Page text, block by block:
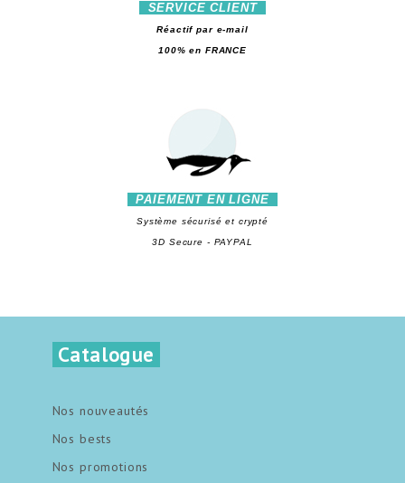
SERVICE CLIENT
Réactif par e-mail
100% en FRANCE
PAIEMENT EN LIGNE
Système sécurisé et crypté
3D Secure - PAYPAL
Catalogue
Nos nouveautés
Nos bests
Nos promotions